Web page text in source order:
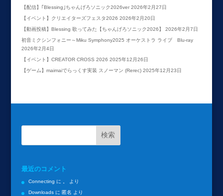
【配信】｢Blessing｣ちゃんげろソニック2026ver 2026年2月27日
【イベント】クリエイターズフェスタ2026 2026年2月20日
【動画投稿】Blessing 歌ってみた【ちゃんげろソニック2026】
2026年2月7日
初音ミクシンフォニー～Miku Symphony2025 オーケストラ ライブ Blu-ray
2026年2月4日
【イベント】CREATOR CROSS 2026 2025年12月26日
【ゲーム】maimaiでらっくす実装 スノーマン (Rerec) 2025年12月23日
最近のコメント
Connecting に 。
より
Downloadsに 匿名 より